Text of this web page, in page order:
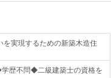
実現するための新築木造住
歴不問◆二級建築士の資格を